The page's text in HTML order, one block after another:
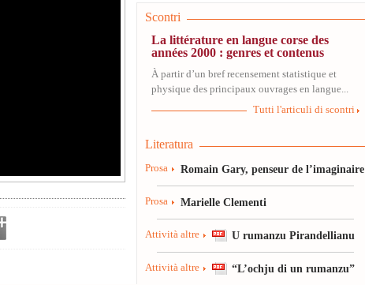
Scontri
La littérature en langue corse des
années 2000 : genres et contenus
À partir d’un bref recensement statistique et
physique des principaux ouvrages en langue...
Tutti l'articuli di scontri
Literatura
Prosa Romain Gary, penseur de l’imaginaire
Prosa Marielle Clementi
Attività altre U rumanzu Pirandellianu
Attività altre “L’ochju di un rumanzu”